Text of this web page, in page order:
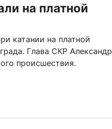
на платной
катании на платной
Глава СКР Александр
происшествия.